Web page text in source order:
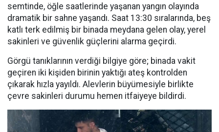
semtinde, öğle saatlerinde yaşanan yangın olayında
dramatik bir sahne yaşandı. Saat 13:30 sıralarında, beş
katlı terk edilmiş bir binada meydana gelen olay, yerel
sakinleri ve güvenlik güçlerini alarma geçirdi.
Görgü tanıklarının verdiği bilgiye göre; binada vakit
geçiren iki kişiden birinin yaktığı ateş kontrolden
çıkarak hızla yayıldı. Alevlerin büyümesiyle birlikte
çevre sakinleri durumu hemen itfaiyeye bildirdi.